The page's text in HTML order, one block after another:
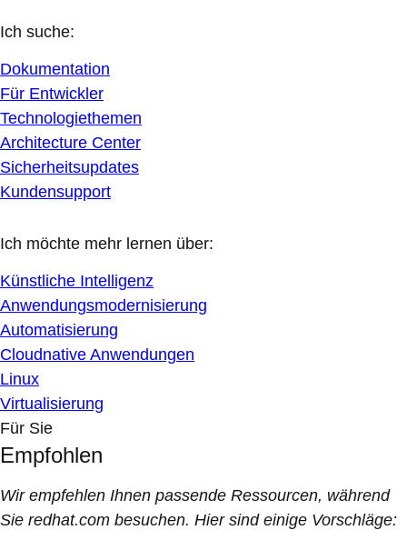
Ich suche:
Dokumentation
Für Entwickler
Technologiethemen
Architecture Center
Sicherheitsupdates
Kundensupport
Ich möchte mehr lernen über:
Künstliche Intelligenz
Anwendungsmodernisierung
Automatisierung
Cloudnative Anwendungen
Linux
Virtualisierung
Für Sie
Empfohlen
Wir empfehlen Ihnen passende Ressourcen, während
Sie redhat.com besuchen. Hier sind einige Vorschläge: